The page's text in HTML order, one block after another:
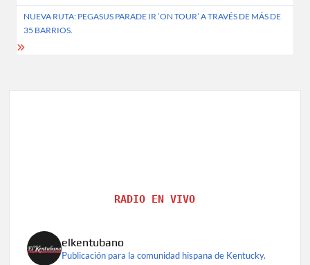
NUEVA RUTA: PEGASUS PARADE IR ‘ON TOUR’ A TRAVÉS DE MÁS DE
35 BARRIOS.
RADIO EN VIVO
elkentubano
Publicación para la comunidad hispana de Kentucky.